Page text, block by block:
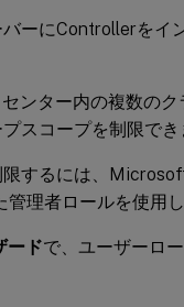
ーにControllerをイ
ンター内の複数の
スコープを制限でき
限するには、
理者ロールを使用し
ードで、ユーザーロ